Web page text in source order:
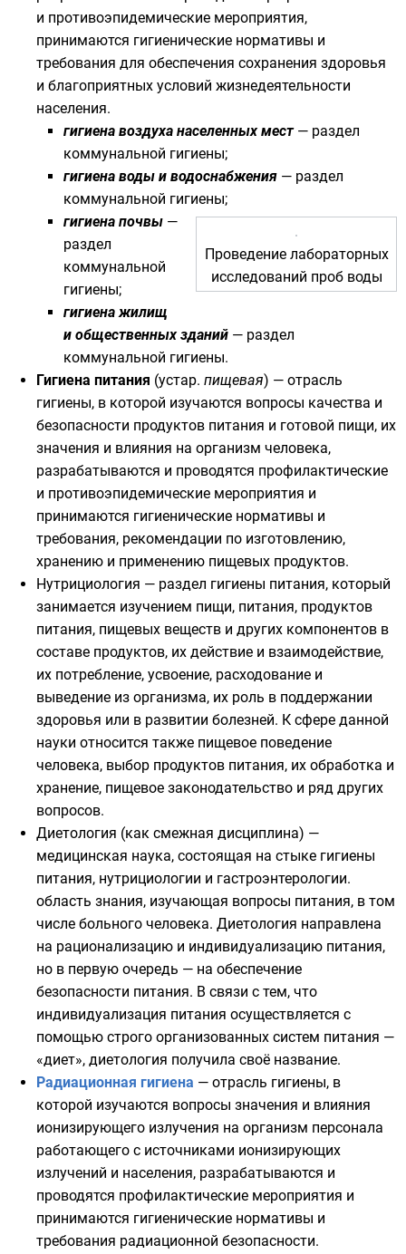
и противоэпидемические мероприятия,
принимаются гигиенические нормативы и
требования для обеспечения сохранения здоровья
и благоприятных условий жизнедеятельности
населения.
гигиена воздуха населенных мест— раздел
коммунальной гигиены;
гигиена воды и водоснабжения — раздел
коммунальной гигиены;
Проведение лабораторных
исследований проб воды
гигиена почвы —
раздел
коммунальной
гигиены;
гигиена жилищ
и общественных зданий — раздел
коммунальной гигиены.
Гигиена питания (устар. пищевая) — отрасль
гигиены, в которой изучаются вопросы качества и
безопасности продуктов питания и готовой пищи, их
значения и влияния на организм человека,
разрабатываются и проводятся профилактические
и противоэпидемические мероприятия и
принимаются гигиенические нормативы и
требования, рекомендации по изготовлению,
хранению и применению пищевых продуктов.
Нутрициология — раздел гигиены питания, который
занимается изучением пищи, питания, продуктов
питания, пищевых веществ и других компонентов в
составе продуктов, их действие и взаимодействие,
их потребление, усвоение, расходование и
выведение из организма, их роль в поддержании
здоровья или в развитии болезней. К сфере данной
науки относится также пищевое поведение
человека, выбор продуктов питания, их обработка и
хранение, пищевое законодательство и ряд других
вопросов.
Диетология (как смежная дисциплина) —
медицинская наука, состоящая на стыке гигиены
питания, нутрициологии и гастроэнтерологии.
область знания, изучающая вопросы питания, в том
числе больного человека. Диетология направлена
на рационализацию и индивидуализацию питания,
но в первую очередь — на обеспечение
безопасности питания. В связи с тем, что
индивидуализация питания осуществляется с
помощью строго организованных систем питания —
«диет», диетология получила своё название.
Радиационная гигиена — отрасль гигиены, в
которой изучаются вопросы значения и влияния
ионизирующего излучения на организм персонала
работающего с источниками ионизирующих
излучений и населения, разрабатываются и
проводятся профилактические мероприятия и
принимаются гигиенические нормативы и
требования радиационной безопасности.